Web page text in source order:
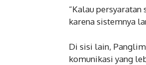
“Kalau
karena sistemnya
Di sisi lain,
komunikasi yang